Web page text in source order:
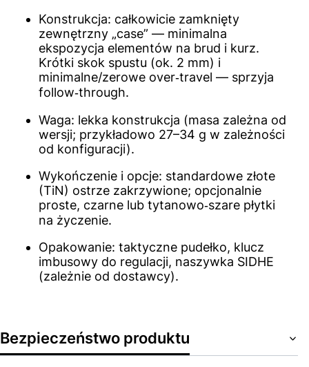
Konstrukcja: całkowicie zamknięty
zewnętrzny „case” — minimalna
ekspozycja elementów na brud i kurz.
Krótki skok spustu (ok. 2 mm) i
minimalne/zerowe over‑travel — sprzyja
follow‑through.
Waga: lekka konstrukcja (masa zależna od
wersji; przykładowo 27–34 g w zależności
od konfiguracji).
Wykończenie i opcje: standardowe złote
(TiN) ostrze zakrzywione; opcjonalnie
proste, czarne lub tytanowo‑szare płytki
na życzenie.
Opakowanie: taktyczne pudełko, klucz
imbusowy do regulacji, naszywka SIDHE
(zależnie od dostawcy).
Bezpieczeństwo produktu